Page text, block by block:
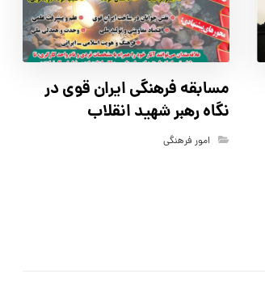
مسابقه فرهنگي ايران قوي در
نگاه رهبر شهيد انقلاب
امور فرهنگی